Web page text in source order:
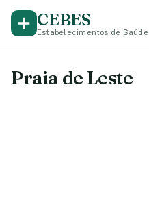
CEBES
Estabelecimentos de Saúde
Praia de Leste